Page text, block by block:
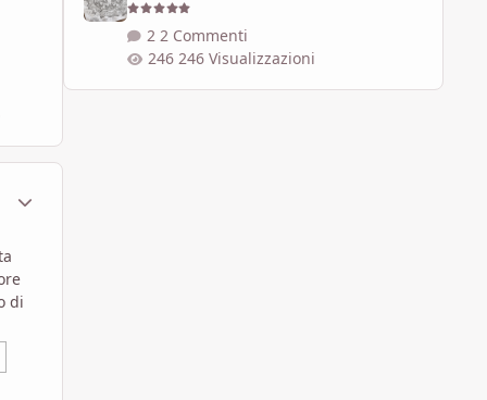
di
2 Commenti
246 Visualizzazioni